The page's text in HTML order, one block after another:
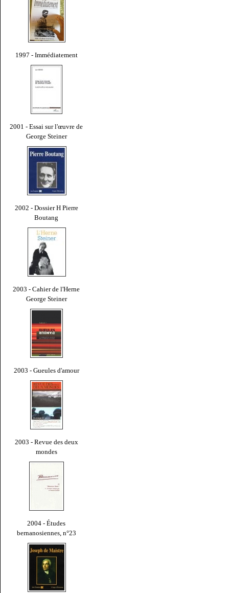
1997 - Immédiatement
2001 - Essai sur l'œuvre de
George Steiner
2002 - Dossier H Pierre
Boutang
2003 - Cahier de l'Herne
George Steiner
2003 - Gueules d'amour
2003 - Revue des deux
mondes
2004 - Études
bernanosiennes, n°23